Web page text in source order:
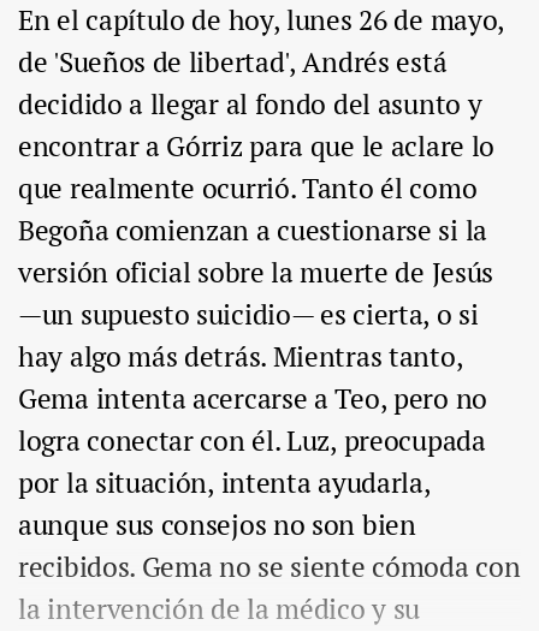
En el capítulo de hoy, lunes 26 de mayo,
de 'Sueños de libertad', Andrés está
decidido a llegar al fondo del asunto y
encontrar a Górriz para que le aclare lo
que realmente ocurrió. Tanto él como
Begoña comienzan a cuestionarse si la
versión oficial sobre la muerte de Jesús
—un supuesto suicidio— es cierta, o si
hay algo más detrás. Mientras tanto,
Gema intenta acercarse a Teo, pero no
logra conectar con él. Luz, preocupada
por la situación, intenta ayudarla,
aunque sus consejos no son bien
recibidos. Gema no se siente cómoda con
la intervención de la médico y su